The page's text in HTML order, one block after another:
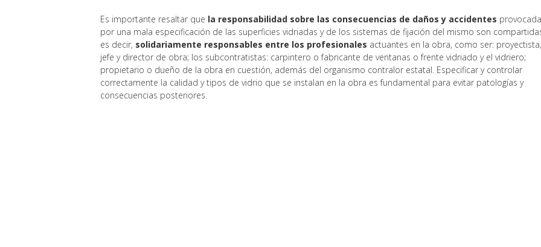
Es importante resaltar que la responsabilidad sobre las consecuencias de daños y accidentes
por una mala especificación de las superficies vidriadas y de los sistemas de fijación del mismo son
es decir, solidariamente responsables entre los profesionales actuantes en la obra, como ser: proyectista,
jefe y director de obra; los subcontratistas: carpintero o fabricante de ventanas o frente vidriado y el vidriero;
propietario o dueño de la obra en cuestión, además del organismo contralor estatal. Especificar y controlar
correctamente la calidad y tipos de vidrio que se instalan en la obra es fundamental para evitar patologías y
consecuencias posteriores.